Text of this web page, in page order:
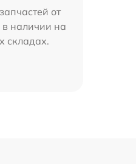
от
в наличии на
складах.